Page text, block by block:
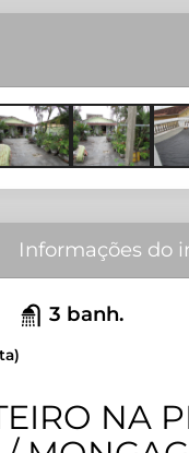
Informações do
3 banh.
NA